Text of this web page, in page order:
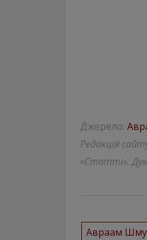
Джерело:
Редакція
«Статті».
Авраам